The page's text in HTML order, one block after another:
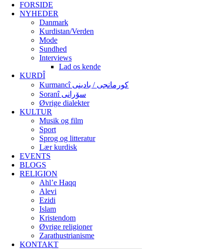
FORSIDE
NYHEDER
Danmark
Kurdistan/Verden
Mode
Sundhed
Interviews
Lad os kende
KURDÎ
Kurmancî کورمانجی / بادینی
Soranî سۆرانی
Øvrige dialekter
KULTUR
Musik og film
Sport
Sprog og litteratur
Lær kurdisk
EVENTS
BLOGS
RELIGION
Ahl’e Haqq
Alevi
Ezidi
Islam
Kristendom
Øvrige religioner
Zarathustrianisme
KONTAKT